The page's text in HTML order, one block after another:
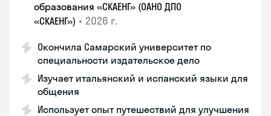
образования «СКАЕНГ» (ОАНО ДПО
«СКАЕНГ») • 2026 г.
Окончила Самарский университет по
специальности издательское дело
Изучает итальянский и испанский языки для
общения
Использует опыт путешествий для улучшения